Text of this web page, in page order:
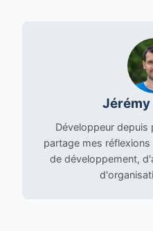
Jérémy
Développeur depuis
partage mes
de développement,